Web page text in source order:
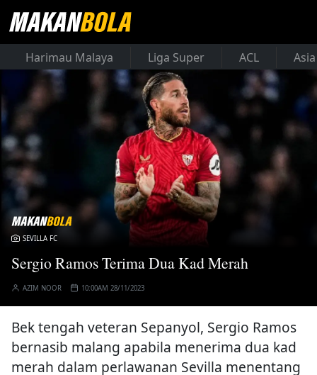
Harimau Malaya Liga Super ACL
SEVILLA FC
Sergio Ramos Terima Dua Kad Merah
AZIM NOOR 10:00AM 28/11/2023
Bek tengah veteran Sepanyol, Sergio Ramos
bernasib malang apabila menerima dua kad
merah dalam perlawanan Sevilla menentang